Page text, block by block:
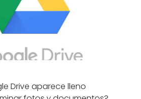
Drive aparece lleno